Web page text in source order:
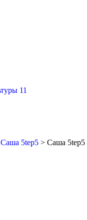
Саша 5tep5 > Саша 5tep5